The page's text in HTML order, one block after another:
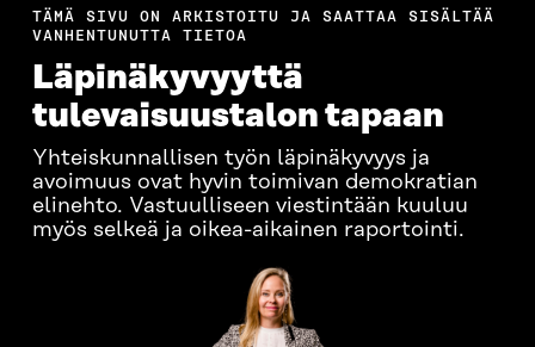
TÄMÄ SIVU ON ARKISTOITU JA SAATTAA SISÄLTÄÄ
VANHENTUNUTTA TIETOA
Läpi­näkyvyyttä
tulevaisuustalon tapaan
Yhteiskunnallisen työn läpinäkyvyys ja
avoimuus ovat hyvin toimivan demokratian
elinehto. Vastuulliseen viestintään kuuluu
myös selkeä ja oikea-aikainen raportointi.